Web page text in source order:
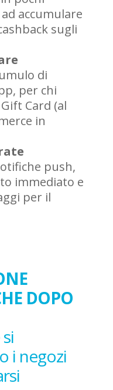
accumulare
sugli
di
per chi
Card (al
in
push,
immediato e
per il
DOPO
i negozi